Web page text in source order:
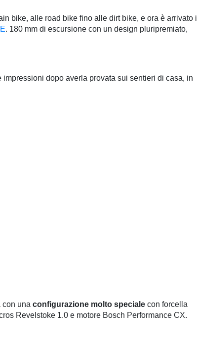
bike, alle road bike fino alle dirt bike, e ora è arrivato il
. 180 mm di escursione con un design pluripremiato,
dopo averla provata sui sentieri di casa, in
con una configurazione molto speciale con forcella
Revelstoke 1.0 e motore Bosch Performance CX.